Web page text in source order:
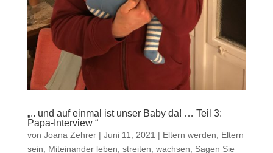
„.. und auf einmal ist unser Baby da! … Teil 3:
Papa-Interview “
von Joana Zehrer| Juni 11, 2021 | Eltern werden, Eltern
sein
Miteinander leben, streiten, wachsen
Sagen Sie